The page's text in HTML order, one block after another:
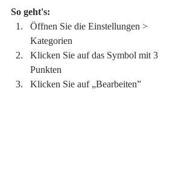
So geht's:
Öffnen Sie die Einstellungen >
Kategorien
Klicken Sie auf das Symbol mit 3
Punkten
Klicken Sie auf „Bearbeiten”